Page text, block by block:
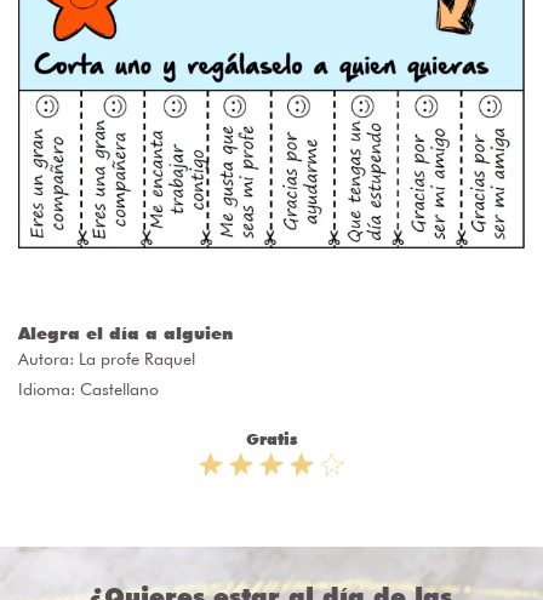
Alegra el día a alguien
Autora: La profe Raquel
Idioma: Castellano
Gratis